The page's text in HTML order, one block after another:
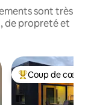
sont très
de propreté et
Coups de cœur
Coup de cœur